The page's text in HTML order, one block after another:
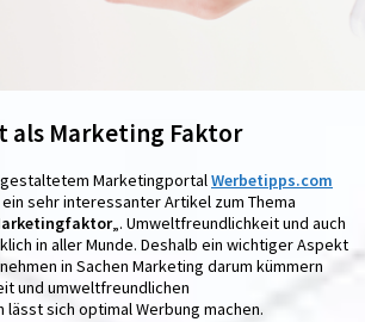
als Marketing Faktor
MarketingportalWerbetipps.com
sehr interessanter Artikel zum Thema
„. Umweltfreundlichkeit und auch
in aller Munde. Deshalb ein wichtiger Aspekt
in Sachen Marketing darum kümmern
und umweltfreundlichen
sich optimal Werbung machen.